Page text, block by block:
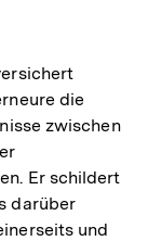
die
zwischen
Er schildert
darüber
und